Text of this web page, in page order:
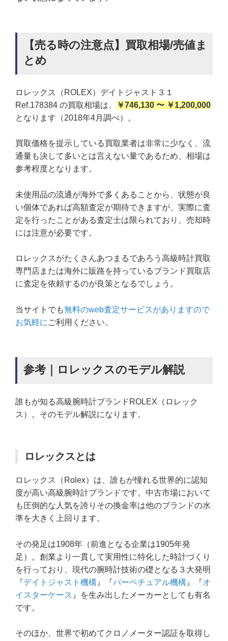
【売る時の注意点】買取相場/売値ま
とめ
ロレックス（ROLEX）デイトジャスト３１
Ref.178384 の買取相場は、
￥746,130 〜 ￥1,200,000
となります（2018年4月調べ）。
買取価格を提示している買取業者は非常に少なく、流
通量も決して多いとは言えない量であるため、相場は
参考程度となります。
未使用品の流通が海外で多くあることから、状態が良
い個体であれば高額査定が期待できますが、実際に査
定を行ったことがある査定士は限られており、売却時
には注意が必要です。
ロレックスがたくさんあつまるであろう高級時計買取
専門店または海外に販路を持っているブランド買取店
に査定を依頼するのが良策となるでしょう。
当サイトでも無料のweb査定サービスがありますので
お気軽に ご利用ください。
参考｜ロレックスのモデル解説
誰もが知る高級腕時計ブランドROLEX（ロレック
ス）。そのモデル解説になります。
ロレックスとは
ロレックス（Rolex）は、誰もが憧れる世界的に認知
度が高い高級腕時計ブランドです。中古市場において
も圧倒的な人気を誇りその換金率は他のブランドの水
準を大きく上回ります。
その発足は1908年（前進となる企業は1905年発
足）。創業より一貫して実用性に特化した時計づくり
を行っており、現代の腕時計技術の礎となる３大発明
『デイトジャスト機構 』『パーペチュアル機構 』『オ
イスターケース 』を生み出したメーカーとしても有名
です。
そのほか、世界で初めてクロノメーター認証を取得し